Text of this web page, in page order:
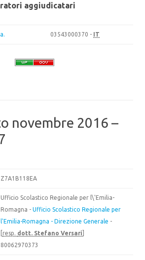
aggiudicatari
03543000370 - IT
novembre 2016 –
Z7A1B118EA
Ufficio Scolastico Regionale per l\'Emilia-
Romagna - Ufficio Scolastico Regionale per
l'Emilia-Romagna - Direzione Generale -
resp. dott. Stefano Versari
80062970373